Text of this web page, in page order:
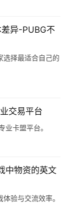
异-PUBG不
选择最适合自己的
交易平台
卡盟平台。
中物资的英文
验与交流效率。